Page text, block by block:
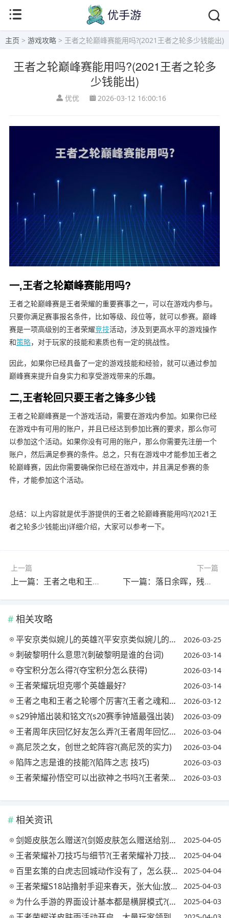
主页 > 游戏攻略 > 王者之轮巅峰赛能用吗?(2021王者之轮多少钱能出)
王者之轮巅峰赛能用吗?(2021王者之轮多
少钱能出)
优优 2026-03-12 16:00:16
一,王者之轮巅峰赛能用吗?
王者之轮巅峰赛是王者荣耀的重要赛事之一，可以在游戏内参与。
只要你满足赛事报名条件，比如等级、段位等，就可以参赛。巅峰
赛是一项高级别的王者荣耀竞技活动，涉及到更高水平的游戏操作
和策略，对于玩家的技能和素质也有一定的挑战性。
因此，如果你已经具备了一定的游戏技能和经验，就可以通过参加
巅峰赛来提升自身实力和享受游戏带来的乐趣。
二,王者轮回只要王者之锋多少钱
王者之轮巅峰赛是一个游戏活动，需要在游戏内参加。如果你已经
在游戏中有可用的账户，并且已经达到参加比赛的要求，那么你可
以参加这个活动。如果你没有可用的账户，那么你需要先注册一个
账户，然后满足参赛的条件。总之，只有在游戏中才能参加王者之
轮巅峰赛，因此你需要确保你已经在游戏中，并且满足参赛的条
件，才能参加这个活动。
总结：以上内容就是优手游提供的王者之轮巅峰赛能用吗?(2021王
者之轮多少钱能出)详细介绍，大家可以参考一下。
上一篇
上一篇：王者之电和王者之轮哪个厉害?(王者之魂和王者之轮)
下一篇
下一篇：落日余晖，残阳晚霞是什么意思?(落日余晖残阳如血是什么意思)
相关攻略
平安京类似婉儿的英雄?(平安京类似婉儿的英雄名字) 2026-03-25
刺破黎明什么意思?(刺破黎明是谁的台词) 2026-03-14
夺宝积分怎么得?(夺宝积分怎么获得) 2026-03-14
王者荣耀玩坦克哪个英雄最好? 2026-03-14
王者之电和王者之轮哪个厉害?(王者之魂和王者之轮) 2026-03-12
s29钟馗出装和铭文?(s20赛季钟馗最强出装) 2026-03-09
王者周年庆回忆好友怎么弄?(王者周年回忆活动怎么做) 2026-03-04
高尼茨之女，创世之蛇阵容?(高尼茨的实力) 2026-03-04
陷阵之志是谁的技能?(陷阵之志 技巧) 2026-03-03
王者荣耀孙悟空可以出欲神之书吗?(王者荣耀孙悟空可以出欲神之书吗怎么获得) 2026-03-03
相关资讯
剑姬皮肤怎么赠送?(剑姬皮肤怎么赠送给别人) 2025-04-05
王者荣耀补刀技巧与细节?(王者荣耀补刀技巧视频) 2025-04-04
百里玄策的白虎志回城动作没有了，怎么获得?(王者荣耀百里玄策的白虎志什么时候返厂) 2025-04-04
王者荣耀S18站撸射手迎来春天，张大仙:放弃破晓选择逐日，容错率提高20%，你怎么看? 2025-04-03
为什么手游的界面设计基本都是横屏模式?(为什么有些手游是竖屏显示) 2025-04-03